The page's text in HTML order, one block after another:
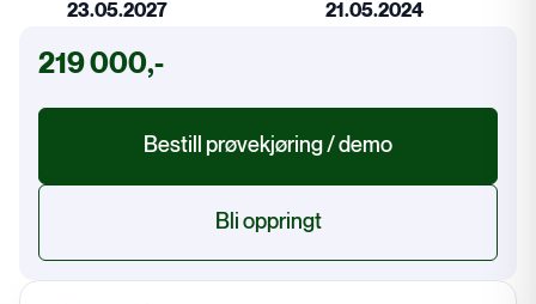
Drivstoff23.05.2027 21.05.2024
219 000,-
Bestill prøvekjøring / demo
Bli oppringt